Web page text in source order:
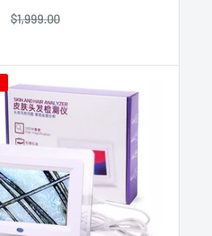
Precio
$1,999.00